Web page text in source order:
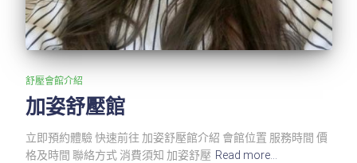
舒壓會館介紹
加姿舒壓館
立即預約體驗 快速前往 加姿舒壓館介紹 會館位置 服務時間 價
格及時間 聯絡方式 消費須知 加姿舒壓 Read more…